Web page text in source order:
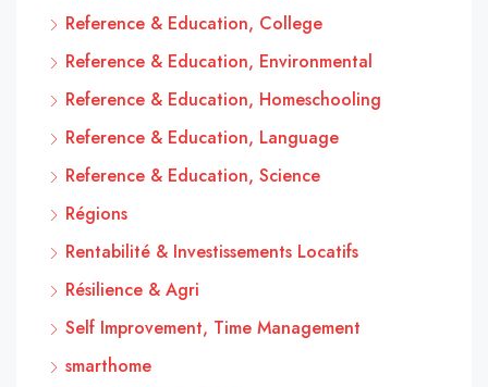
Reference & Education, College
Reference & Education, Environmental
Reference & Education, Homeschooling
Reference & Education, Language
Reference & Education, Science
Régions
Rentabilité & Investissements Locatifs
Résilience & Agri
Self Improvement, Time Management
smarthome